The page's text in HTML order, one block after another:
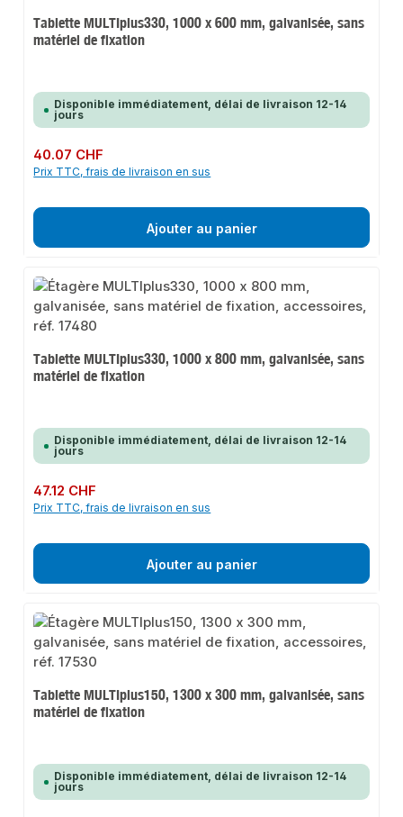
Tablette MULTIplus330, 1000 x 600 mm, galvanisée, sans
matériel de fixation
Disponible immédiatement, délai de livraison 12-14
jours
Prix régulier :
40.07 CHF
Prix TTC, frais de livraison en sus
Ajouter au panier
Tablette MULTIplus330, 1000 x 800 mm, galvanisée, sans
matériel de fixation
Disponible immédiatement, délai de livraison 12-14
jours
Prix régulier :
47.12 CHF
Prix TTC, frais de livraison en sus
Ajouter au panier
Tablette MULTIplus150, 1300 x 300 mm, galvanisée, sans
matériel de fixation
Disponible immédiatement, délai de livraison 12-14
jours